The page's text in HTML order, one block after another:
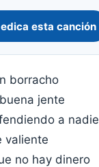
esta canción
borracho
jente
a nadie
valiente
no hay dinero